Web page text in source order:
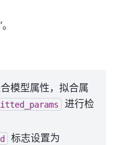
模型属性，拟合属
进行检
标志设置为